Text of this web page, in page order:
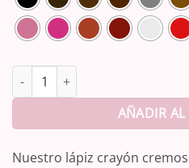
Lápiz engol 2 en 1 cantidad
AÑADIR AL
Nuestro lápiz crayón